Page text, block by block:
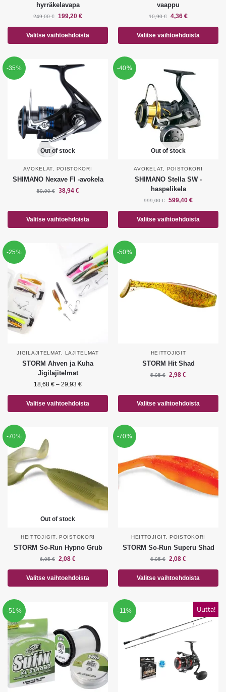
hyrräkelavapa
249,00€ 199,20 €
Valitse vaihtoehdoista
vaappu
10,90€ 4,36 €
Valitse vaihtoehdoista
-35%
Out of stock
AVOKELAT POISTOKORI
SHIMANO Nexave FI -avokela
59,90€ 38,94 €
Valitse vaihtoehdoista
-40%
Out of stock
AVOKELAT POISTOKORI
SHIMANO Stella SW -
haspelikela
999,00€ 599,40 €
Valitse vaihtoehdoista
-25%
JIGILAJITELMAT LAJITELMAT
STORM Ahven ja Kuha
Jigilajitelmat
18,68 € – 29,93 €
Valitse vaihtoehdoista
-50%
HEITTOJIGIT
STORM Hit Shad
5,95€ 2,98 €
Valitse vaihtoehdoista
-70%
Out of stock
HEITTOJIGIT,POISTOKORI
STORM So-Run Hypno Grub
6,95€ 2,08 €
Valitse vaihtoehdoista
-70%
HEITTOJIGIT,POISTOKORI
STORM So-Run Superu Shad
6,95€ 2,08 €
Valitse vaihtoehdoista
-51% -11% Uutta!